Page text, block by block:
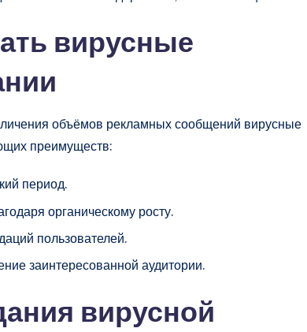
вирусные
объёмов рекламных сообщений вирусные
преимуществ:
период.
органическому росту.
пользователей.
заинтересованной аудитории.
вирусной